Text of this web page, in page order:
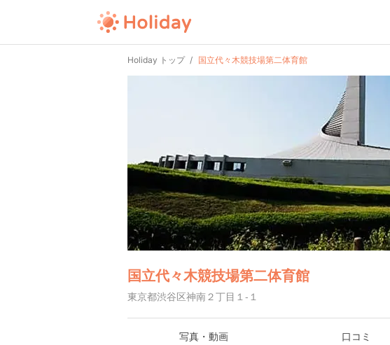
Holiday トップ 国立代々木競技場第二体育館
国立代々木競技場第二体育館
東京都渋谷区神南２丁目１-１
写真・動画 口コミ